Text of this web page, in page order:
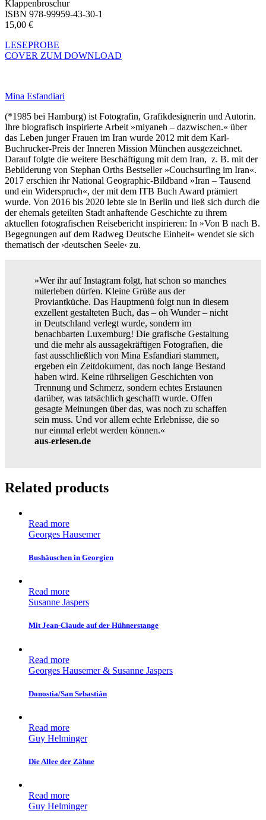
Klappenbroschur
ISBN 978-99959-43-30-1
15,00 €
LESEPROBE
COVER ZUM DOWNLOAD
Mina Esfandiari
(*1985 bei Hamburg) ist Fotografin, Grafikdesignerin und Autorin.
Ihre biografisch inspirierte Arbeit »miyaneh – dazwischen.« über
das Leben junger Frauen im Iran wurde 2012 mit dem Karl-
Buchrucker-Preis der Inneren Mission München ausgezeichnet.
Darauf folgte die weitere Beschäftigung mit dem Iran, z. B. mit der
Bebilderung von Stephan Orths Bestseller »Couchsurfing im Iran«.
2017 erschien ihr National Geographic-Bildband »Iran – Tausend
und ein Widerspruch«, der mit dem ITB Buch Award prämiert
wurde. Von 2016 bis 2020 lebte sie in Berlin und ließ sich durch die
der ehemals geteilten Stadt anhaftende Geschichte zu ihrem
aktuellen fotografischen Reisebericht inspirieren: In »Von B nach B.
Begegnungen auf dem Radweg Deutsche Einheit« wendet sie sich
thematisch der ›deutschen Seele‹ zu.
»Wer ihr auf Instagram folgt, hat schon so manches
miterleben dürfen. Kleine Grüße aus der
Proviantküche. Das Hauptmenü folgt nun in diesem
exzellent gestalteten Buch, das – oh Wunder – nicht
in Deutschland verlegt wurde, sondern im
benachbarten Luxemburg! Die grafische Gestaltung
und die mehr als aussagekräftigen Fotografien, die
fast ausschließlich von Mina Esfandiari stammen,
ergeben ein Zeitdokument, das noch lange Bestand
haben wird. Keine rührseligen Geschichten von
Trennung und Schmerz, sondern echtes Erstaunen
darüber, was tatsächlich geschafft wurde. Offen
gesagte Meinungen über das, was noch zu schaffen
sein muss. Und vor allem echte Erlebnisse, die so
nur einmal erlebt werden können.«
aus-erlesen.de
Related products
Read more
Georges Hausemer
Bushäuschen in Georgien
Read more
Susanne Jaspers
Mit Jean-Claude auf der Hühnerstange
Read more
Georges Hausemer & Susanne Jaspers
Donostia/San Sebastián
Read more
Guy Helminger
Die Allee der Zähne
Read more
Guy Helminger